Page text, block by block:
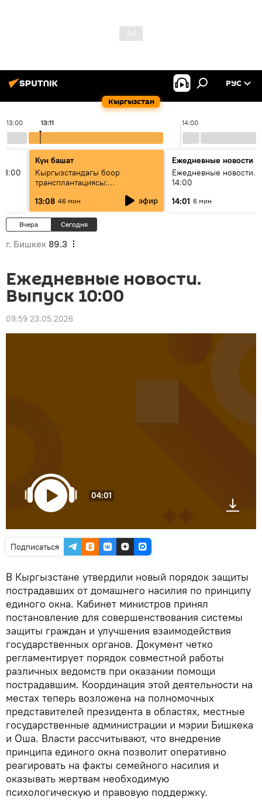
Кыргызстан
РУС
13:00 14:00
13:11
Күн башат
Кыргызстандагы боор
трансплантациясы:
жетишкендиктер жана өнүгүү
келечеги
13:08 46 мин эфир
Ежедневные новости
Ежедневные новости.
14:00
14:01 6 мин
Вчера Сегодня
г. Бишкек 89.3
Ежедневные новости.
Выпуск 10:00
09:59 23.05.2026
04:01
Подписаться
В Кыргызстане утвердили новый порядок защиты
пострадавших от домашнего насилия по принципу
единого окна. Кабинет министров принял
постановление для совершенствования системы
защиты граждан и улучшения взаимодействия
государственных органов. Документ четко
регламентирует порядок совместной работы
различных ведомств при оказании помощи
пострадавшим. Координация этой деятельности на
местах теперь возложена на полномочных
представителей президента в областях, местные
государственные администрации и мэрии Бишкека
и Оша. Власти рассчитывают, что внедрение
принципа единого окна позволит оперативно
реагировать на факты семейного насилия и
оказывать жертвам необходимую
психологическую и правовую поддержку.